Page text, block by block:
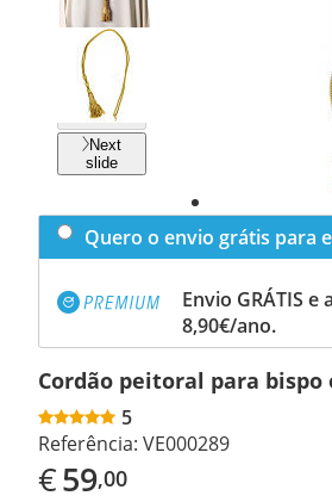
Previous
slide
Next
slide
Quero o envio grátis para
Envio GRÁTIS
8,90€/ano.
Cordão peitoral para bispo
5
Referência: VE000289
€59,00